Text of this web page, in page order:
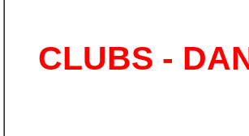
CLUBS -